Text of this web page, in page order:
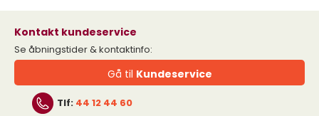
Kontakt kundeservice
Se åbningstider & kontaktinfo:
Gå til Kundeservice
Tlf: 44 12 44 60